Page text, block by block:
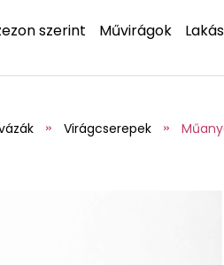
szerint Művirágok
Virágcserepek